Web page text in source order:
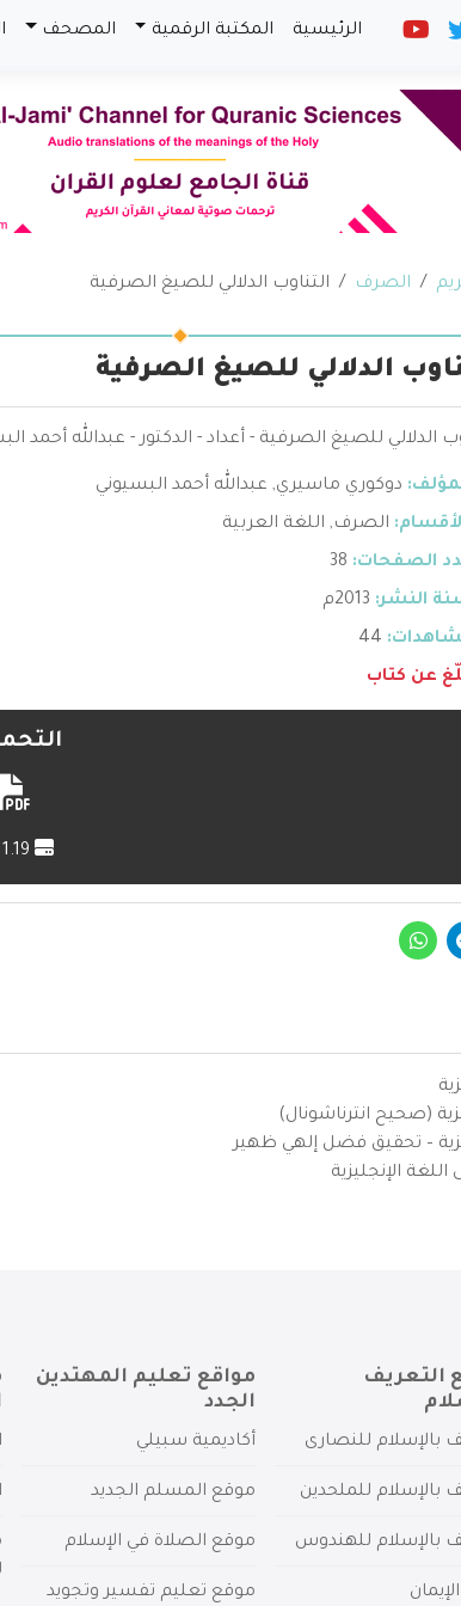
الرئيسية المكتبة الرقمية المصحف
الصرف التناوب الدلالي للصيغ الصرفية
الدلالي للصيغ الصرفية
الدلالي للصيغ الصرفية - أعداد - الدكتور - عبدالله أحمد
دوكوري ماسيري, عبدالله أحمد البسيوني
الصرف, اللغة العربية
الصفحات: 38
النشر: 2013م
عن كتاب
(صحيح انترناشونال)
– تحقيق فضل إلهي ظهير
الإنجليزية
التعريف
بالإسلام للنصارى
بالإسلام للملحدين
بالإسلام للهندوس
مواقع تعليم المهتدين
الجدد
أكاديمية سبيلي
موقع المسلم الجديد
موقع الصلاة في الإسلام
موقع تعليم تفسير وتجويد